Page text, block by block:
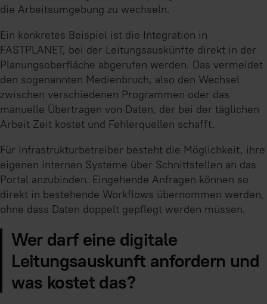
die Arbeitsumgebung zu wechseln.
Ein konkretes Beispiel ist die Integration in
FASTPLANET, bei der Leitungsauskünfte direkt in der
Planungsoberfläche abgerufen werden. Das vermeidet
den sogenannten Medienbruch, also den Wechsel
zwischen verschiedenen Programmen oder das
manuelle Übertragen von Daten, der bei der täglichen
Arbeit Zeit kostet und Fehlerquellen schafft.
Für Infrastrukturbetreiber besteht die Möglichkeit, ihre
eigenen internen Systeme über Schnittstellen an das
Portal anzubinden. Eingehende Anfragen können so
direkt in bestehende Workflows übernommen werden,
ohne dass Daten doppelt gepflegt werden müssen.
Wer darf eine digitale
Leitungsauskunft anfordern und
was kostet das?